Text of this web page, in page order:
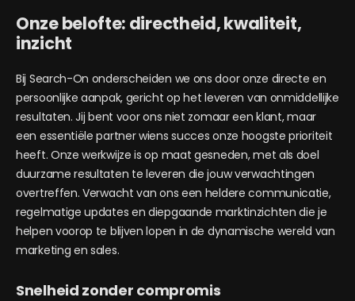
Onze belofte: directheid, kwaliteit,
inzicht
Bij Search-On onderscheiden we ons door onze directe en
persoonlijke aanpak, gericht op het leveren van onmiddellijke
resultaten. Jij bent voor ons niet zomaar een klant, maar
een essentiële partner wiens succes onze hoogste prioriteit
heeft. Onze werkwijze is op maat gesneden, met als doel
duurzame resultaten te leveren die jouw verwachtingen
overtreffen. Verwacht van ons een heldere communicatie,
regelmatige updates en diepgaande marktinzichten die je
helpen voorop te blijven lopen in de dynamische wereld van
marketing en sales.
Snelheid zonder compromis